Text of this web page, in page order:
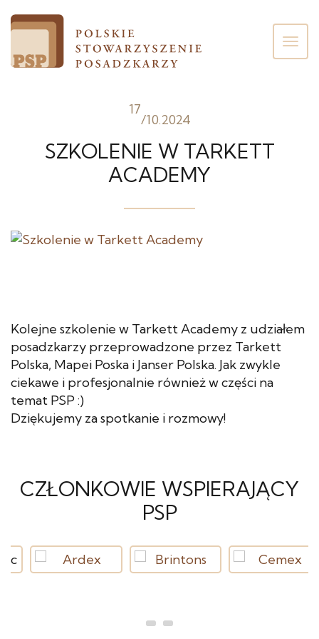
17
/10.2024
SZKOLENIE W TARKETT
ACADEMY
Kolejne szkolenie w Tarkett Academy z udziałem
posadzkarzy przeprowadzone przez Tarkett
Polska, Mapei Poska i Janser Polska. Jak zwykle
ciekawe i profesjonalnie również w części na
temat PSP :)
Dziękujemy za spotkanie i rozmowy!
CZŁONKOWIE WSPIERAJĄCY
PSP